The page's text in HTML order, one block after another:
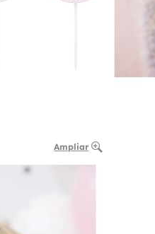
Ampliar